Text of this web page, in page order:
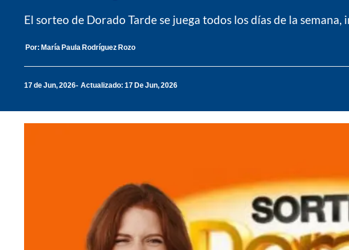
El sorteo de Dorado Tarde se juega todos los días de la
Por: María Paula Rodríguez Rozo
17 de Jun, 2026 Actualizado: 17 De Jun, 2026